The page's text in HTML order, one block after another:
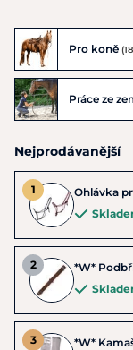
Pro koně
Práce ze
Nejprodávanější
Ohlávka
*W*
*W*